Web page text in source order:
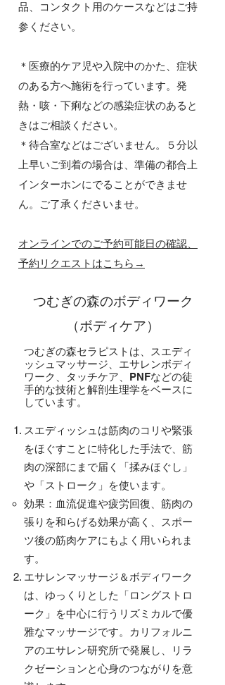
品、コンタクト用のケースなどはご持
参ください。
＊医療的ケア児や入院中のかた、症状
のある方へ施術を行っています。 ​発
熱・咳・下痢などの感染症状のあると
きはご相談ください。
​＊待合室などはございません。５分以
上早いご到着の場合は、準備の都合上
インターホンにでることができませ
ん。ご了承くださいませ。
オンラインでのご予約可能日の確認、
予約リクエストはこちら→
つむぎの森のボディワーク
（ボディケア）
​​つむぎの森セラピストは、スエディ
ッシュマッサージ、エサレンボディ
ワーク、タッチケア、PNFなどの徒
手的な技術と解剖生理学をベースに
しています。
スエディッシュは筋肉のコリや緊張
をほぐすことに特化した手法で、筋
肉の深部にまで届く「揉みほぐし」
や「ストローク」を使います。
効果：血流促進や疲労回復、筋肉の
張りを和らげる効果が高く、スポー
ツ後の筋肉ケアにもよく用いられま
す。
エサレンマッサージ＆ボディワーク
は、ゆっくりとした「ロングストロ
ーク」を中心に行うリズミカルで優
雅なマッサージです。カリフォルニ
アのエサレン研究所で発展し、リラ
クゼーションと心身のつながりを意